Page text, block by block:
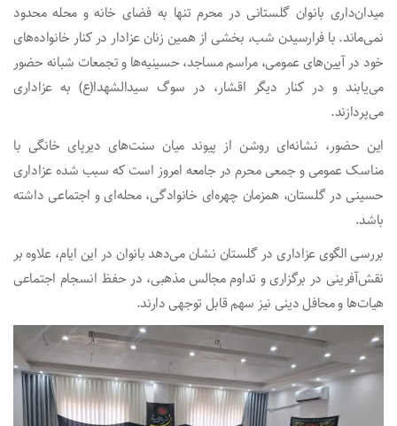
میدان‌داری بانوان گلستانی در محرم تنها به فضای خانه و محله محدود
نمی‌ماند. با فرارسیدن شب، بخشی از همین زنان عزادار در کنار خانواده‌های
خود در آیین‌های عمومی، مراسم مساجد، حسینیه‌ها و تجمعات شبانه حضور
می‌یابند و در کنار دیگر اقشار، در سوگ سیدالشهدا(ع) به عزاداری
می‌پردازند.
این حضور، نشانه‌ای روشن از پیوند میان سنت‌های دیرپای خانگی با
مناسک عمومی و جمعی محرم در جامعه امروز است که سبب شده عزاداری
حسینی در گلستان، همزمان چهره‌ای خانوادگی، محله‌ای و اجتماعی داشته
باشد.
بررسی الگوی عزاداری در گلستان نشان می‌دهد بانوان در این ایام، علاوه بر
نقش‌آفرینی در برگزاری و تداوم مجالس مذهبی، در حفظ انسجام اجتماعی
هیات‌ها و محافل دینی نیز سهم قابل توجهی دارند.